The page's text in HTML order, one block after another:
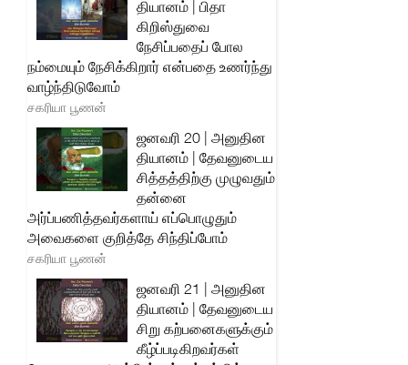
தியானம் | பிதா
கிறிஸ்துவை
நேசிப்பதைப் போல
நம்மையும் நேசிக்கிறார் என்பதை உணர்ந்து
வாழ்ந்திடுவோம்
சகரியா பூணன்
ஜனவரி 20 | அனுதின
தியானம் | தேவனுடைய
சித்தத்திற்கு முழுவதும்
தன்னை
அர்ப்பணித்தவர்களாய் எப்பொழுதும்
அவைகளை குறித்தே சிந்திப்போம்
சகரியா பூணன்
ஜனவரி 21 | அனுதின
தியானம் | தேவனுடைய
சிறு கற்பனைகளுக்கும்
கீழ்ப்படிகிறவர்கள்